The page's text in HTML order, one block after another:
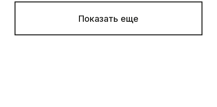
Показать еще